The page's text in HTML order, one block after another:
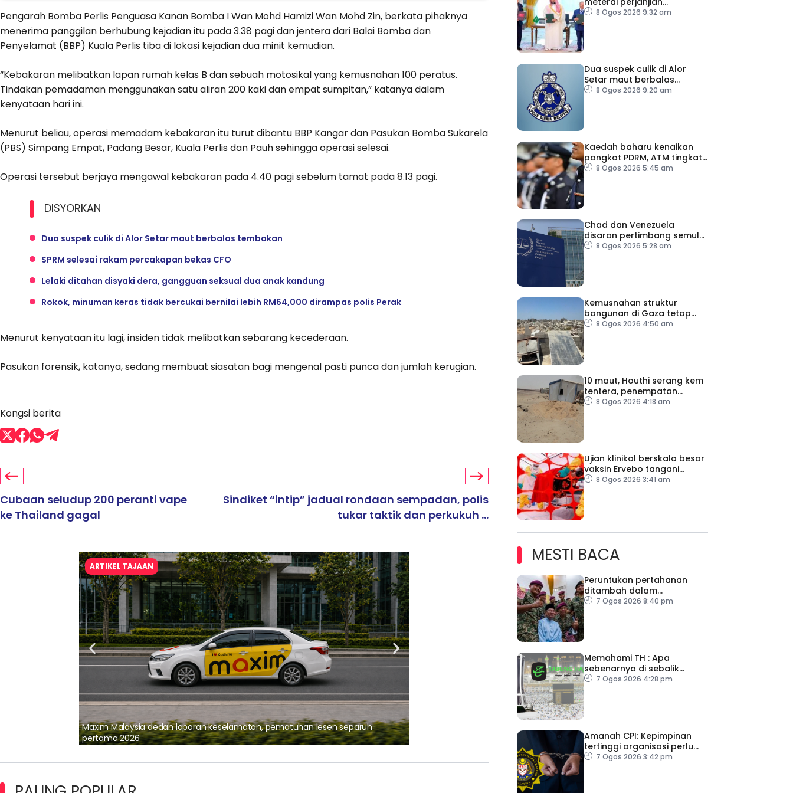
Pengarah Bomba Perlis Penguasa Kanan Bomba I Wan Mohd Hamizi Wan Mohd Zin, berkata pihaknya
menerima panggilan berhubung kejadian itu pada 3.38 pagi dan jentera dari Balai Bomba dan
Penyelamat (BBP) Kuala Perlis tiba di lokasi kejadian dua minit kemudian.
“Kebakaran melibatkan lapan rumah kelas B dan sebuah motosikal yang kemusnahan 100 peratus.
Tindakan pemadaman menggunakan satu aliran 200 kaki dan empat sumpitan,” katanya dalam
kenyataan hari ini.
Menurut beliau, operasi memadam kebakaran itu turut dibantu BBP Kangar dan Pasukan Bomba Sukarela
(PBS) Simpang Empat, Padang Besar, Kuala Perlis dan Pauh sehingga operasi selesai.
Operasi tersebut berjaya mengawal kebakaran pada 4.40 pagi sebelum tamat pada 8.13 pagi.
DISYORKAN
Dua suspek culik di Alor Setar maut berbalas tembakan
SPRM selesai rakam percakapan bekas CFO
Lelaki ditahan disyaki dera, gangguan seksual dua anak kandung
Rokok, minuman keras tidak bercukai bernilai lebih RM64,000 dirampas polis Perak
Menurut kenyataan itu lagi, insiden tidak melibatkan sebarang kecederaan.
Pasukan forensik, katanya, sedang membuat siasatan bagi mengenal pasti punca dan jumlah kerugian.
Kongsi berita
Cubaan seludup 200 peranti vape
ke Thailand gagal
Sindiket “intip” jadual rondaan sempadan, polis
tukar taktik dan perkukuh ...
ARTIKEL TAJAAN
Maxim Malaysia dedah laporan keselamatan, pematuhan lesen separuh
pertama 2026
aminoVITAL® Bersama Pempengaruh Larian Antarabangsa
pertahanan bersama
8 Ogos 2026 9:32 am
Dua suspek culik di Alor
Setar maut berbalas
tembakan
8 Ogos 2026 9:20 am
Kaedah baharu kenaikan
pangkat PDRM, ATM tingkat
profesionalisme, perkukuh
8 Ogos 2026 5:45 am
Chad dan Venezuela
disaran pertimbang semula
keputusan tarik diri
8 Ogos 2026 5:28 am
Kemusnahan struktur
bangunan di Gaza tetap
catat peningkatan
8 Ogos 2026 4:50 am
10 maut, Houthi serang kem
tentera, penempatan
pelarian
8 Ogos 2026 4:18 am
Ujian klinikal berskala besar
vaksin Ervebo tangani
wabak Ebola
8 Ogos 2026 3:41 am
MESTI BACA
Peruntukan pertahanan
ditambah dalam
Belanjawan 2027
7 Ogos 2026 8:40 pm
Memahami TH : Apa
sebenarnya di sebalik
angka
7 Ogos 2026 4:28 pm
Amanah CPI: Kepimpinan
tertinggi organisasi perlu
pacu reformasi radikal
7 Ogos 2026 3:42 pm